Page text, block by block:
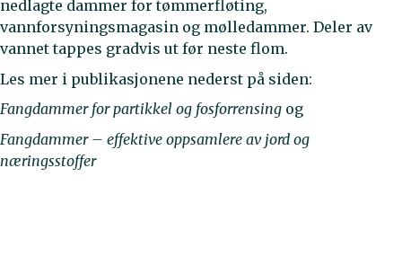
nedlagte dammer for tømmerfløting,
vannforsyningsmagasin og mølledammer. Deler av
vannet tappes gradvis ut før neste flom.
Les mer i publikasjonene nederst på siden:
Fangdammer for partikkel og fosforrensing og
Fangdammer – effektive oppsamlere av jord og
næringsstoffer